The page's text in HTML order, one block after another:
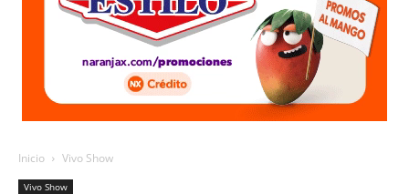
Inicio Vivo Show
Vivo Show